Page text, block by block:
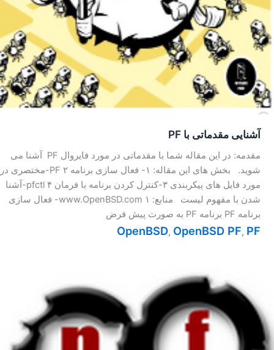
آشنایی مقدماتی با PF
مقدمه: در این مقاله شما با مقدماتی در مورد فایروال PF آشنا می
شوید. بخش های این مقاله: ۱- فعال سازی برنامه PF ۲-مختصری در
مورد فایل های پیکربندی ۳-کنترل کردن برنامه با فرمان pfctl ۴-آشنا
شدن با مفهوم لیست منابع: www.OpenBSD.com ۱- فعال سازی
برنامه PF برنامه PF به صورت پیش فرض
OpenBSD, OpenBSD PF, PF